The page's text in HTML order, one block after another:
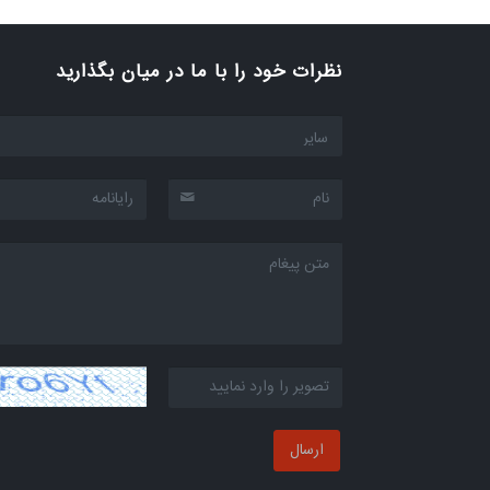
SMART LIFE اپلیکیشن
نرم افزار انتخاب محصولنظرات خود را با ما در میان بگذارید
ارسال